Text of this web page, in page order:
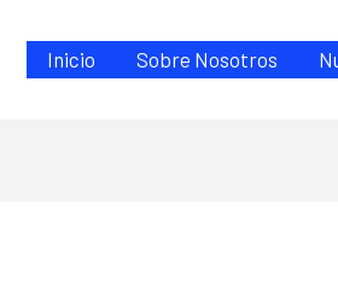
Inicio Sobre Nosotros